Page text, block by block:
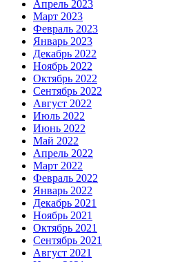
Апрель 2023
Март 2023
Февраль 2023
Январь 2023
Декабрь 2022
Ноябрь 2022
Октябрь 2022
Сентябрь 2022
Август 2022
Июль 2022
Июнь 2022
Май 2022
Апрель 2022
Март 2022
Февраль 2022
Январь 2022
Декабрь 2021
Ноябрь 2021
Октябрь 2021
Сентябрь 2021
Август 2021